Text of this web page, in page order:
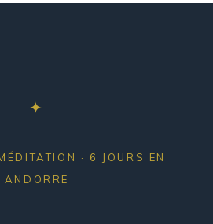
✦
· 6 JOURS EN
ANDORRE